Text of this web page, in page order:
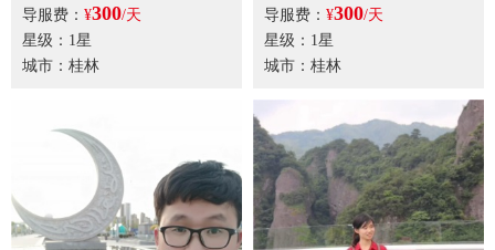
导服费： ¥300/天
星级：1星
城市：桂林
导服费： ¥300/天
星级：1星
城市：桂林